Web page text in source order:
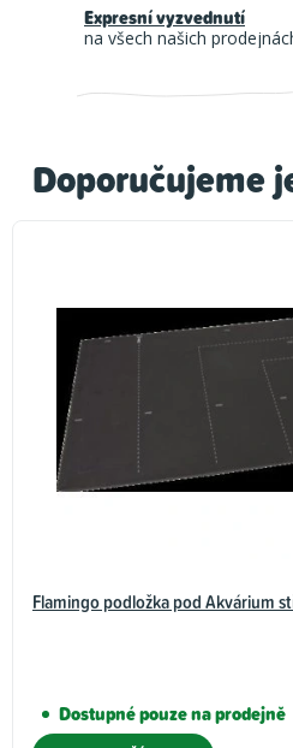
Doporučujeme
Flamingo podložka pod Akvárium
Dostupné pouze na prodejně
Expresní vyzvednutí
na všech našich